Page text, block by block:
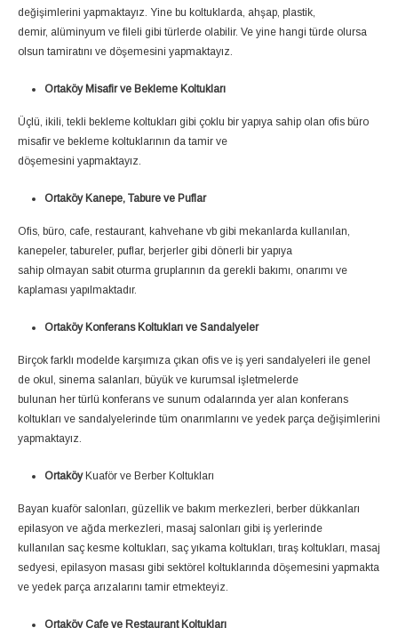
değişimlerini yapmaktayız. Yine bu koltuklarda, ahşap, plastik,
demir, alüminyum ve fileli gibi türlerde olabilir. Ve yine hangi türde olursa
olsun tamiratını ve döşemesini yapmaktayız.
Ortaköy Misafir ve Bekleme Koltukları
Üçlü, ikili, tekli bekleme koltukları gibi çoklu bir yapıya sahip olan ofis büro
misafir ve bekleme koltuklarının da tamir ve
döşemesini yapmaktayız.
Ortaköy Kanepe, Tabure ve Puflar
Ofis, büro, cafe, restaurant, kahvehane vb gibi mekanlarda kullanılan,
kanepeler, tabureler, puflar, berjerler gibi dönerli bir yapıya
sahip olmayan sabit oturma gruplarının da gerekli bakımı, onarımı ve
kaplaması yapılmaktadır.
Ortaköy Konferans Koltukları ve Sandalyeler
Birçok farklı modelde karşımıza çıkan ofis ve iş yeri sandalyeleri ile genel
de okul, sinema salanları, büyük ve kurumsal işletmelerde
bulunan her türlü konferans ve sunum odalarında yer alan konferans
koltukları ve sandalyelerinde tüm onarımlarını ve yedek parça değişimlerini
yapmaktayız.
OrtaköyKuaför ve Berber Koltukları
Bayan kuaför salonları, güzellik ve bakım merkezleri, berber dükkanları
epilasyon ve ağda merkezleri, masaj salonları gibi iş yerlerinde
kullanılan saç kesme koltukları, saç yıkama koltukları, tıraş koltukları, masaj
sedyesi, epilasyon masası gibi sektörel koltuklarında döşemesini yapmakta
ve yedek parça arızalarını tamir etmekteyiz.
Ortaköy Cafe ve Restaurant Koltukları